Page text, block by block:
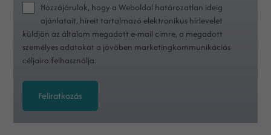
Hozzájárulok, hogy a Weboldal határozatlan ideig
ajánlatait, híreit tartalmazó elektronikus hírlevelet
küldjön az általam megadott e-mail címre, a megadott
személyes adatokat a jövőben marketingkommunikációs
céljaira felhasználja.
Feliratkozás